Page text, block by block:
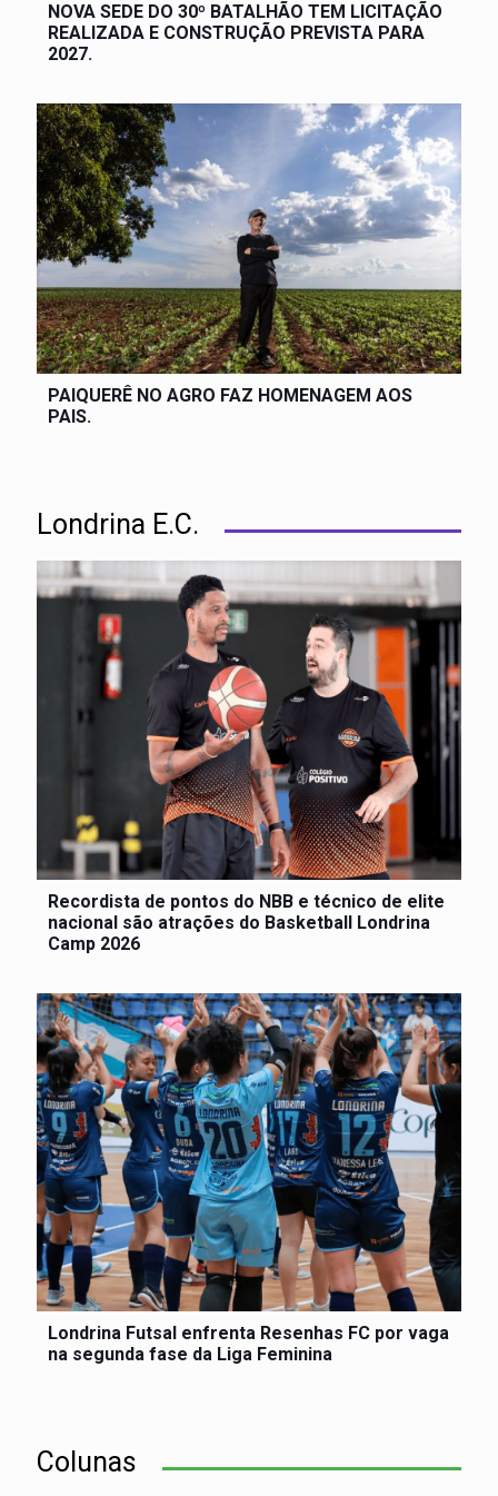
NOVA SEDE DO 30º BATALHÃO TEM LICITAÇÃO
REALIZADA E CONSTRUÇÃO PREVISTA PARA
2027.
PAIQUERÊ NO AGRO FAZ HOMENAGEM AOS
PAIS.
Londrina E.C.
Recordista de pontos do NBB e técnico de elite
nacional são atrações do Basketball Londrina
Camp 2026
Londrina Futsal enfrenta Resenhas FC por vaga
na segunda fase da Liga Feminina
Colunas